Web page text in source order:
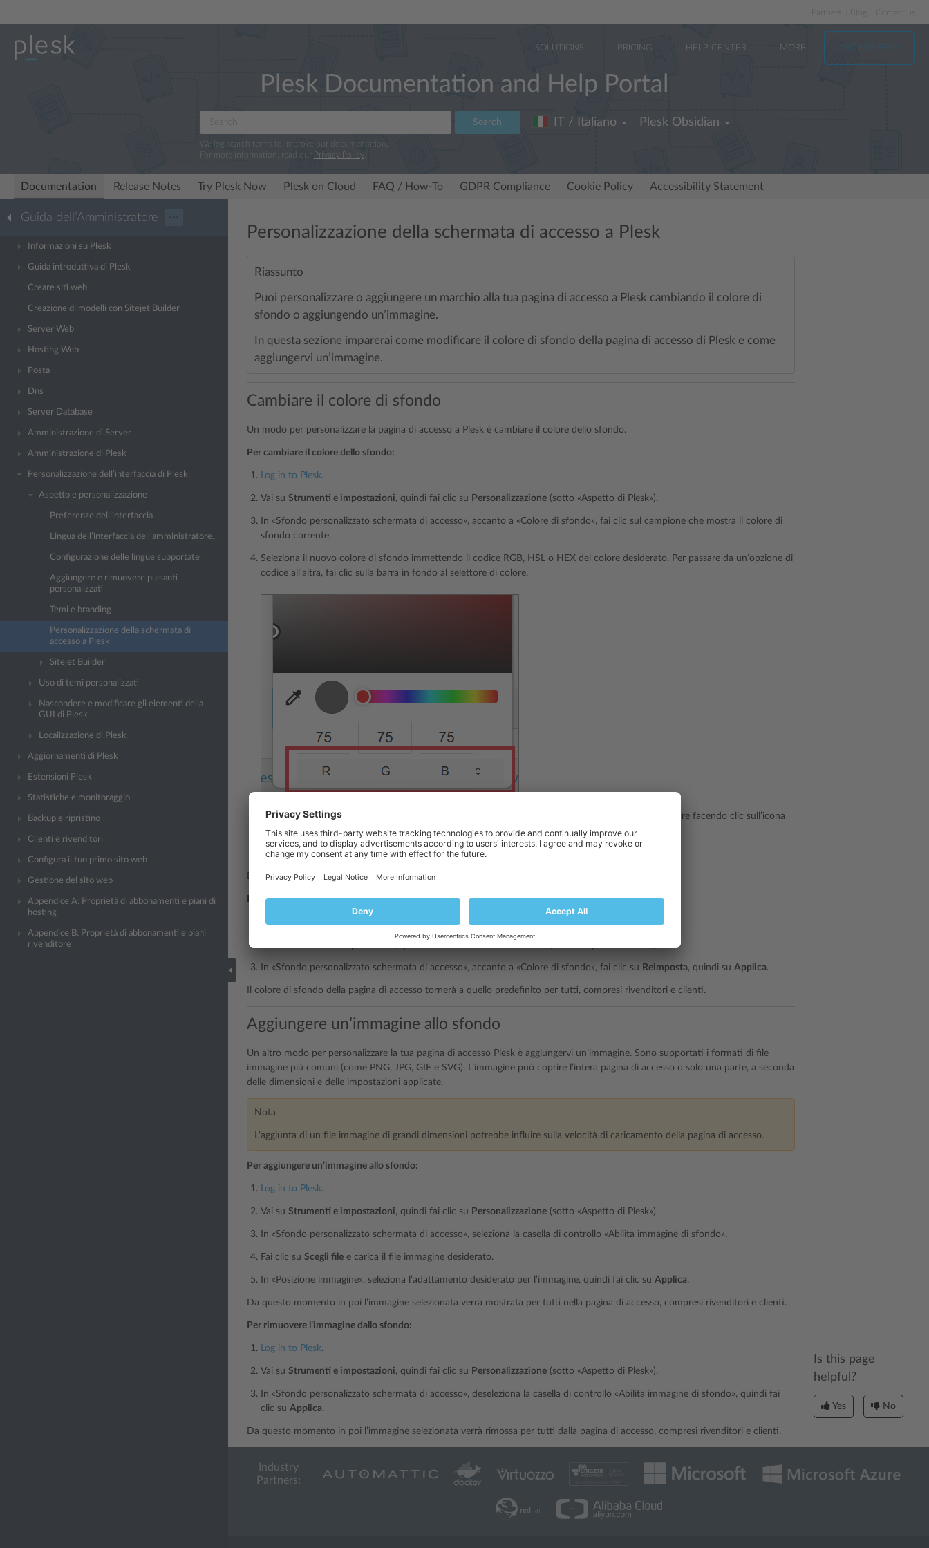
Partners
SOLUTIONS PRICING HELP CENTER MORE TRY FOR FREE
Plesk Documentation and Help Portal
Search
We log search terms to improve our documentation.
For more information, read our Privacy Policy.
IT / Italiano Plesk Obsidian
Documentation Release Notes Try Plesk Now Plesk on Cloud FAQ / How-To GDPR Compliance Cookie Policy Accessibility Statement
Guida dell’Amministratore ···
Informazioni su Plesk
Guida introduttiva di Plesk
Creare siti web
Creazione di modelli con Sitejet Builder
Server Web
Hosting Web
Posta
Dns
Server Database
Amministrazione di Server
Amministrazione di Plesk
Personalizzazione dell’interfaccia di Plesk
Aspetto e personalizzazione
Preferenze dell’interfaccia
Lingua dell’interfaccia dell’amministratore.
Configurazione delle lingue supportate
Aggiungere e rimuovere pulsanti
personalizzati
Temi e branding
Personalizzazione della schermata di
accesso a Plesk
Sitejet Builder
Uso di temi personalizzati
Nascondere e modificare gli elementi della
GUI di Plesk
Localizzazione di Plesk
Aggiornamenti di Plesk
Estensioni Plesk
Statistiche e monitoraggio
Backup e ripristino
Clienti e rivenditori
Configura il tuo primo sito web
Gestione del sito web
Appendice A: Proprietà di abbonamenti e piani di
hosting
Appendice B: Proprietà di abbonamenti e piani
rivenditore
Personalizzazione della schermata di accesso a Plesk
Riassunto
Puoi personalizzare o aggiungere un marchio alla tua pagina di accesso a Plesk cambiando il colore di
sfondo o aggiungendo un’immagine.
In questa sezione imparerai come modificare il colore di sfondo della pagina di accesso di Plesk e come
aggiungervi un’immagine.
Cambiare il colore di sfondo
Un modo per personalizzare la pagina di accesso a Plesk è cambiare il colore dello sfondo.
Per cambiare il colore dello sfondo:
Log in to Plesk.
Vai su Strumenti e impostazioni, quindi fai clic su Personalizzazione (sotto «Aspetto di Plesk»).
In «Sfondo personalizzato schermata di accesso», accanto a «Colore di sfondo», fai clic sul campione che mostra il colore di
sfondo corrente.
Seleziona il nuovo colore di sfondo immettendo il codice RGB, HSL o HEX del colore desiderato. Per passare da un’opzione di
codice all’altra, fai clic sulla barra in fondo al selettore di colore.
Puoi anche selezionare il nuovo colore di sfondo utilizzando direttamente il selettore di colore oppure facendo clic sull’icona
e selezionando quindi un pixel qualsiasi sullo schermo.
Dopo aver selezionato il nuovo colore dello sfondo, fai clic su
D’ora in poi il colore di sfondo della pagina di accesso cambierà per tutti, compresi rivenditori e clienti.
Per ripristinare il colore di sfondo predefinito:
Log in to Plesk
In «Sfondo personalizzato schermata di accesso», accanto a «Colore di sfondo», fai clic su Reimposta, quindi su Applica.
Il colore di sfondo della pagina di accesso tornerà a quello predefinito per tutti, compresi rivenditori e clienti.
Aggiungere un’immagine allo sfondo
Un altro modo per personalizzare la tua pagina di accesso Plesk è aggiungervi un’immagine. Sono supportati i formati di file
immagine più comuni (come PNG, JPG, GIF e SVG). L’immagine può coprire l’intera pagina di accesso o solo una parte, a seconda
delle dimensioni e delle impostazioni applicate.
Nota
L’aggiunta di un file immagine di grandi dimensioni potrebbe influire sulla velocità di caricamento della pagina di accesso.
Per aggiungere un’immagine allo sfondo:
Log in to Plesk.
Vai su Strumenti e impostazioni, quindi fai clic su Personalizzazione (sotto «Aspetto di Plesk»).
In «Sfondo personalizzato schermata di accesso», seleziona la casella di controllo «Abilita immagine di sfondo».
Fai clic su Scegli file e carica il file immagine desiderato.
In «Posizione immagine», seleziona l’adattamento desiderato per l’immagine, quindi fai clic su Applica.
Da questo momento in poi l’immagine selezionata verrà mostrata per tutti nella pagina di accesso, compresi rivenditori e clienti.
Per rimuovere l’immagine dallo sfondo:
Log in to Plesk.
Vai su Strumenti e impostazioni, quindi fai clic su Personalizzazione (sotto «Aspetto di Plesk»).
In «Sfondo personalizzato schermata di accesso», deseleziona la casella di controllo «Abilita immagine di sfondo», quindi fai
clic su Applica.
Da questo momento in poi l’immagine selezionata verrà rimossa per tutti dalla pagina di accesso, compresi rivenditori e clienti.
Is this page
helpful?
Yes No
Industry
Partners: